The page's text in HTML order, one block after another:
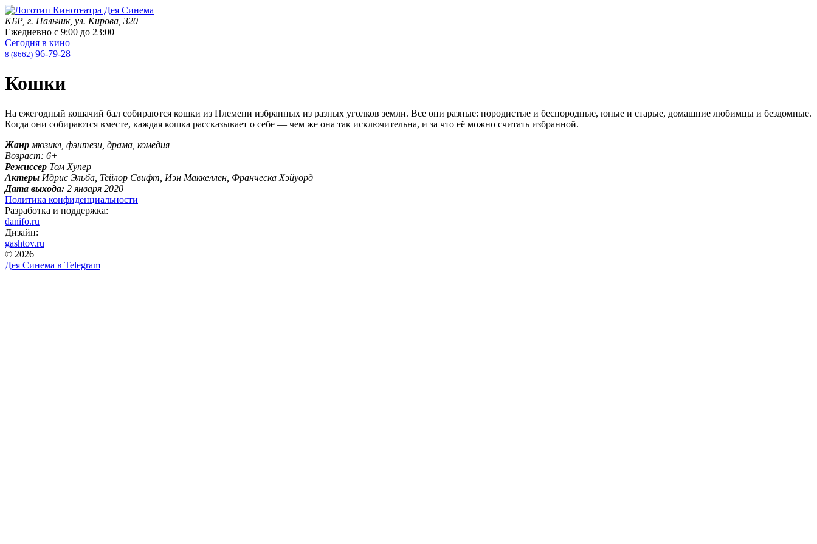
КБР, г. Нальчик, ул. Кирова, 320
Ежедневно с 9:00 до 23:00
Сегодня в кино
8 (8662) 96-79-28
Кошки
На ежегодный кошачий бал собираются кошки из Племени избранных из разных уголков земли. Все они разные: породистые и беспородные, юные и старые, домашние любимцы и бездомные.
Когда они собираются вместе, каждая кошка рассказывает о себе — чем же она так исключительна, и за что её можно считать избранной.
Жанр мюзикл, фэнтези, драма, комедия
Возраст: 6+
Режиссер Том Хупер
Актеры Идрис Эльба, Тейлор Свифт, Иэн Маккеллен, Франческа Хэйуорд
Дата выхода: 2 января 2020
Политика конфиденциальности
Разработка и поддержка:
danifo.ru
Дизайн:
gashtov.ru
© 2026
Дея Синема в Telegram